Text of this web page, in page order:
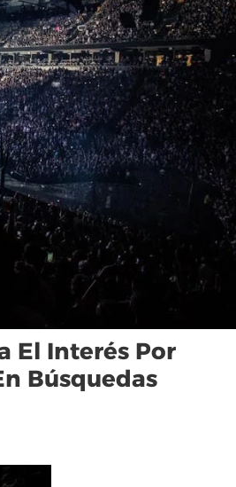
El Interés Por
Búsquedas